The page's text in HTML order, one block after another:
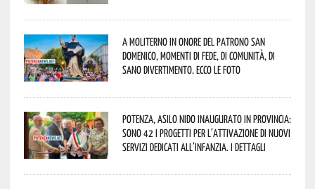
A Moliterno in onore del Patrono San
Domenico, momenti di fede, di comunità, di
sano divertimento. Ecco le foto
Potenza, asilo nido inaugurato in provincia:
sono 42 i progetti per l’attivazione di nuovi
servizi dedicati all’infanzia. I dettagli